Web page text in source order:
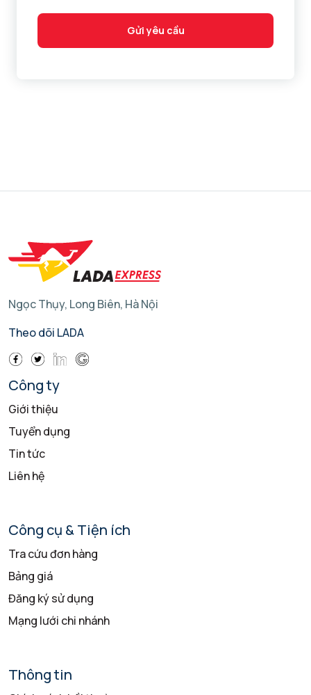
Gửi yêu cầu
Ngọc Thụy, Long Biên, Hà Nội
Theo dõi LADA
Công ty
Giới thiệu
Tuyển dụng
Tin tức
Liên hệ
Công cụ & Tiện ích
Tra cứu đơn hàng
Bảng giá
Đăng ký sử dụng
Mạng lưới chi nhánh
Thông tin